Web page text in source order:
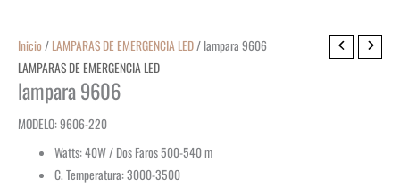
Inicio/ LAMPARAS DE EMERGENCIA LED/ lampara 9606
LAMPARAS DE EMERGENCIA LED
lampara 9606
MODELO: 9606-220
Watts: 40W / Dos Faros 500-540 m
C. Temperatura: 3000-3500